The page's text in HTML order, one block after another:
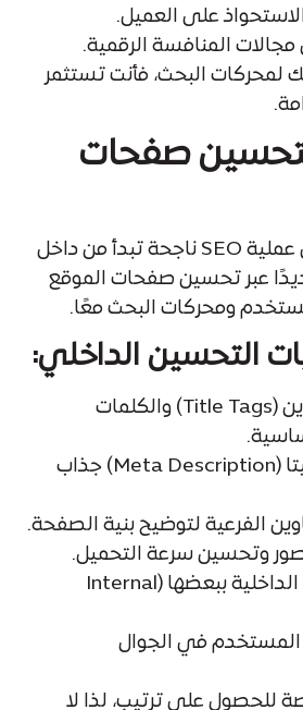
على العميل.
المنافسة الرقمية.
البحث، فأنت تستثمر
صفحات
الخطوة الأولى لأي عملية SEO ناجحة تبدأ من داخل
عبر تحسين صفحات الموقع
ومحركات البحث معًا.
التحسين الداخلي:
تحسين العناوين (Title Tags) والكلمات
كتابة وصف ميتا (Meta Description) جذاب
الفرعية لتوضيح بنية الصفحة.
وتحسين سرعة التحميل.
ربط الصفحات الداخلية ببعضها (Internal
في الجوال
للحصول على ترتيب، لذا لا